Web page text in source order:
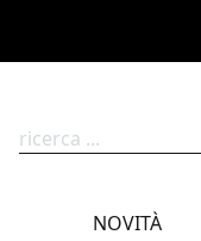
NOVITÀ